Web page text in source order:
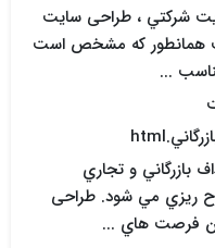
شرکتي ، طراحی سایت
همانطور که مشخص است
...
بازرگاني و تجاري
ريزي مي شود. طراحی
فرصت هاي ...